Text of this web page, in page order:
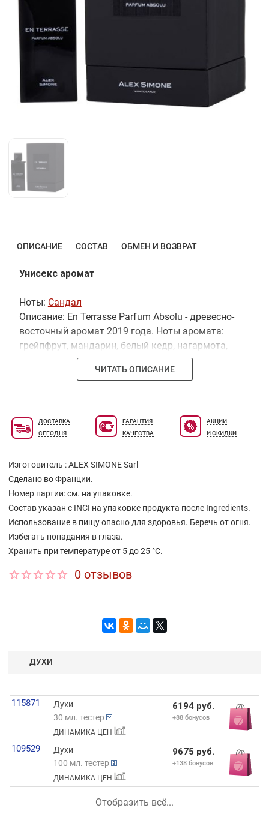
ОПИСАНИЕ СОСТАВ ОБМЕН И ВОЗВРАТ
Унисекс аромат
Ноты: Сандал
Описание: En Terrasse Parfum Absolu - древесно-
восточный аромат 2019 года. Ноты аромата:
грейпфрут, мандарин, белый кедр, нагармота,
пачули, уд, сандал.
ЧИТАТЬ ОПИСАНИЕ
ДОСТАВКА
СЕГОДНЯ
ГАРАНТИЯ
КАЧЕСТВА
АКЦИИ
И СКИДКИ
Изготовитель : ALEX SIMONE Sarl
Сделано во Франции.
Номер партии: см. на упаковке.
Состав указан с INCI на упаковке продукта после Ingredients.
Использование в пищу опасно для здоровья. Беречь от огня.
Избегать попадания в глаза.
Хранить при температуре от 5 до 25 °C.
0 отзывов
ДУХИ
115871
Духи
30 мл. тестер
ДИНАМИКА ЦЕН
6194 руб.
+88 бонусов
109529
Духи
100 мл. тестер
ДИНАМИКА ЦЕН
9675 руб.
+138 бонусов
Отобразить всё...